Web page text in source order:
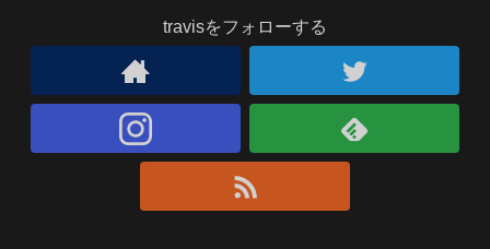
travisをフォローする